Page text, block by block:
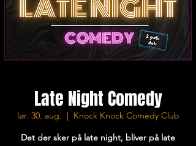
Late Night Comedy
lør. 30. aug.
  |
Knock Knock Comedy Club
Det der sker på late night, bliver på late